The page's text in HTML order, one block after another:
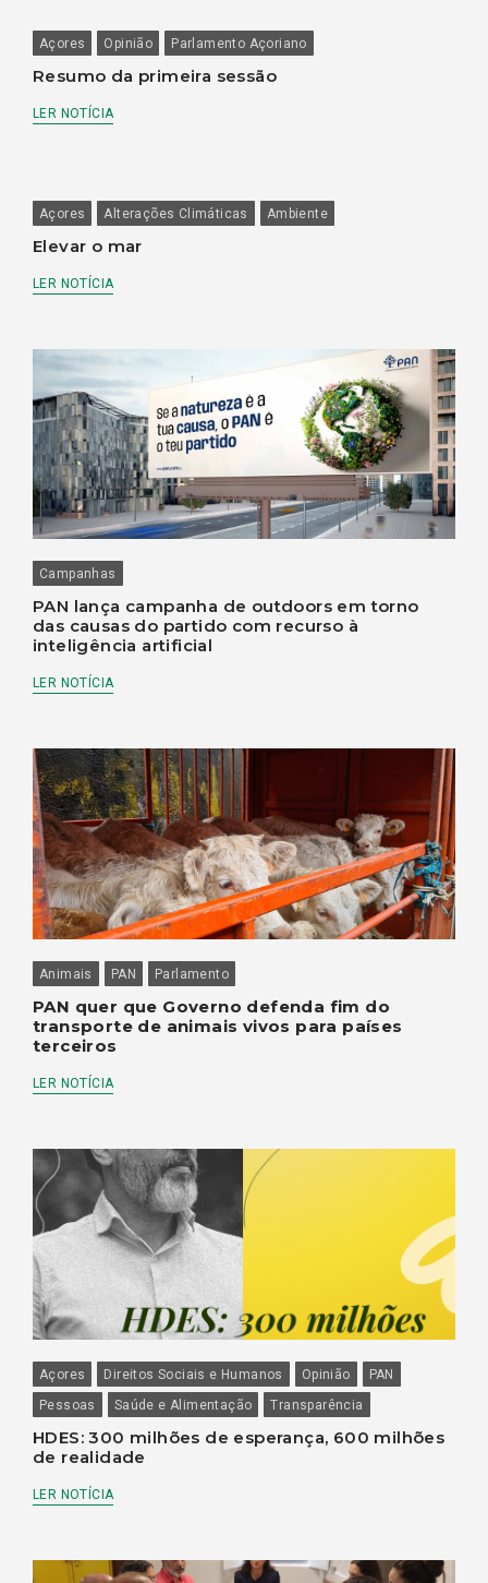
Açores Opinião Parlamento Açoriano
Resumo da primeira sessão
LER NOTÍCIA
Açores Alterações Climáticas Ambiente
Elevar o mar
LER NOTÍCIA
Campanhas
PAN lança campanha de outdoors em torno
das causas do partido com recurso à
inteligência artificial
LER NOTÍCIA
Animais PAN Parlamento
PAN quer que Governo defenda fim do
transporte de animais vivos para países
terceiros
LER NOTÍCIA
Açores Direitos Sociais e Humanos Opinião
PAN
Pessoas
Saúde e Alimentação Transparência
HDES: 300 milhões de esperança, 600 milhões
de realidade
LER NOTÍCIA